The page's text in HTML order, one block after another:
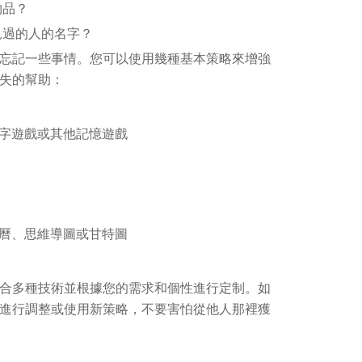
？
的人的名字？
記一些事情。您可以使用幾種基本策略來增強
的幫助：
遊戲或其他記憶遊戲
、思維導圖或甘特圖
多種技術並根據您的需求和個性進行定制。如
行調整或使用新策略，不要害怕從他人那裡獲